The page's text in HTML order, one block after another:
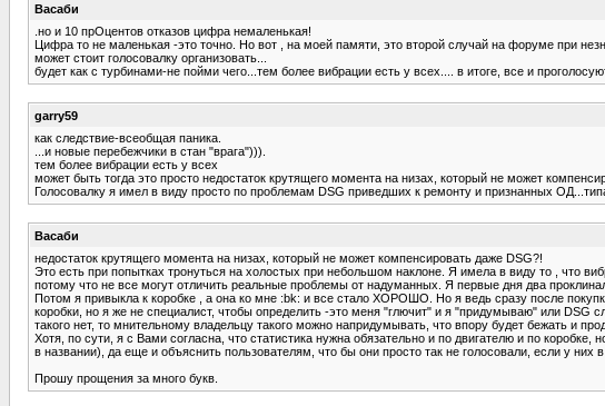
Васаби
.но и 10 прОцентов отказов цифра немаленькая!
Цифра то не маленькая -это точно. Но вот , на моей памяти, это второй случай на форуме при
может стоит голосовалку организовать...
будет как с турбинами-не пойми чего...тем более вибрации есть у всех.... в итоге, все и
garry59
как следствие-всеобщая паника.
...и новые перебежчики в стан "врага"))).
тем более вибрации есть у всех
может быть тогда это просто недостаток крутящего момента на низах, который не может
Голосовалку я имел в виду просто по проблемам DSG приведших к ремонту и признанных
Васаби
недостаток крутящего момента на низах, который не может компенсировать даже DSG?!
Это есть при попытках тронуться на холостых при небольшом наклоне. Я имела в виду то , что
потому что не все могут отличить реальные проблемы от надуманных. Я первые дня два
Потом я привыкла к коробке , а она ко мне :bk: и все стало ХОРОШО. Но я ведь сразу после
коробки, но я же не специалист, чтобы определить -это меня "глючит" и я "придумываю" или DSG
такого нет, то мнительному владельцу такого можно напридумывать, что впору будет бежать и
Хотя, по сути, я с Вами согласна, что статистика нужна обязательно и по двигателю и по
в названии), да еще и объяснить пользователям, что бы они просто так не голосовали, если у
Прошу прощения за много букв.